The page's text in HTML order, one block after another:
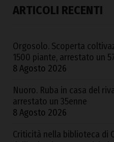
ARTICOLI RECENTI
Orgosolo. Scoperta
1500 piante, arrestato un
8 Agosto 2026
Nuoro. Ruba in casa del
arrestato un 35enne
8 Agosto 2026
Criticità nella biblioteca di